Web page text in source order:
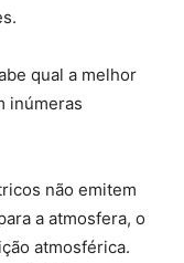
qual a melhor
inúmeras
não emitem
a atmosfera, o
atmosférica.